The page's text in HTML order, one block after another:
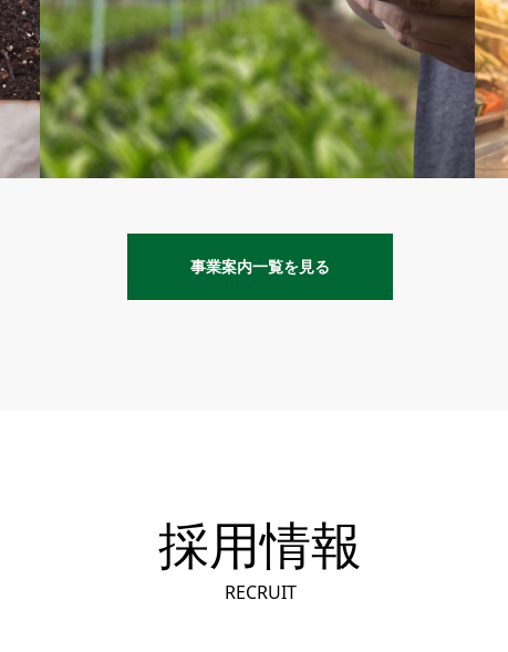
事業案内一覧を見る
採用情報
RECRUIT